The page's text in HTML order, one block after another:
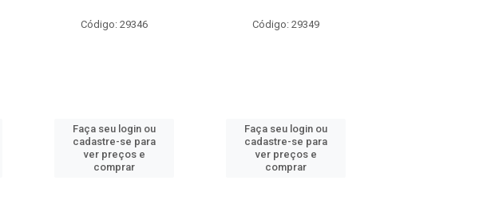
Código: 29346
Faça seu login ou
cadastre-se para
ver preços e
comprar
Código: 29349
Faça seu login ou
cadastre-se para
ver preços e
comprar